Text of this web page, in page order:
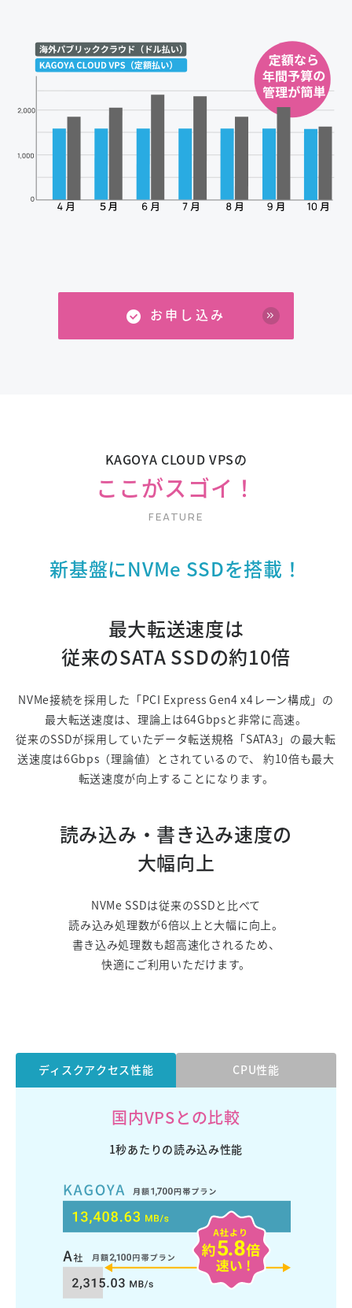
お申し込み
KAGOYA CLOUD VPSの
ここがスゴイ！
新基盤にNVMe SSDを搭載！
最大転送速度は
従来のSATA SSDの約10倍
NVMe接続を採用した「PCI Express Gen4 x4レーン構成」の
最大転送速度は、理論上は64Gbpsと非常に高速。
従来のSSDが採用していたデータ転送規格「SATA3」の最大転
送速度は6Gbps（理論値）とされているので、 約10倍も最大
転送速度が向上することになります。
読み込み・書き込み速度の
大幅向上
NVMe SSDは従来のSSDと比べて
読み込み処理数が6倍以上と大幅に向上。
書き込み処理数も超高速化されるため、
快適にご利用いただけます。
ディスクアクセス性能 CPU性能
国内VPSとの比較
1秒あたりの読み込み性能